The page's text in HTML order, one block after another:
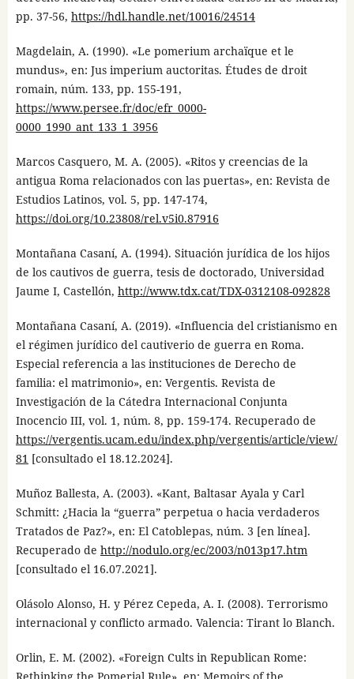
pp. 37-56, https://hdl.handle.net/10016/24514
Magdelain, A. (1990). «Le pomerium archaïque et le
mundus», en: Jus imperium auctoritas. Études de droit
romain, núm. 133, pp. 155-191,
https://www.persee.fr/doc/efr_0000-
0000_1990_ant_133_1_3956
Marcos Casquero, M. A. (2005). «Ritos y creencias de la
antigua Roma relacionados con las puertas», en: Revista de
Estudios Latinos, vol. 5, pp. 147-174,
https://doi.org/10.23808/rel.v5i0.87916
Montañana Casaní, A. (1994). Situación jurídica de los hijos
de los cautivos de guerra, tesis de doctorado, Universidad
Jaume I, Castellón, http://www.tdx.cat/TDX-0312108-092828
Montañana Casaní, A. (2019). «Influencia del cristianismo en
el régimen jurídico del cautiverio de guerra en Roma.
Especial referencia a las instituciones de Derecho de
familia: el matrimonio», en: Vergentis. Revista de
Investigación de la Cátedra Internacional Conjunta
Inocencio III, vol. 1, núm. 8, pp. 159-174. Recuperado de
https://vergentis.ucam.edu/index.php/vergentis/article/view/
81 [consultado el 18.12.2024].
Muñoz Ballesta, A. (2003). «Kant, Baltasar Ayala y Carl
Schmitt: ¿Hacia la “guerra” perpetua o hacia verdaderos
Tratados de Paz?», en: El Catoblepas, núm. 3 [en línea].
Recuperado de http://nodulo.org/ec/2003/n013p17.htm
[consultado el 16.07.2021].
Olásolo Alonso, H. y Pérez Cepeda, A. I. (2008). Terrorismo
internacional y conflicto armado. Valencia: Tirant lo Blanch.
Orlin, E. M. (2002). «Foreign Cults in Republican Rome: